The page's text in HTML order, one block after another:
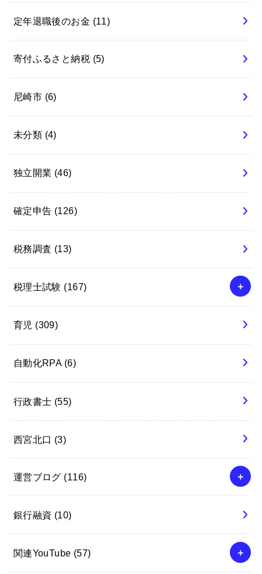
定年退職後のお金 (11)
寄付ふるさと納税 (5)
尼崎市 (6)
未分類 (4)
独立開業 (46)
確定申告 (126)
税務調査 (13)
税理士試験 (167)
育児 (309)
自動化RPA (6)
行政書士 (55)
西宮北口 (3)
運営ブログ (116)
銀行融資 (10)
関連YouTube (57)